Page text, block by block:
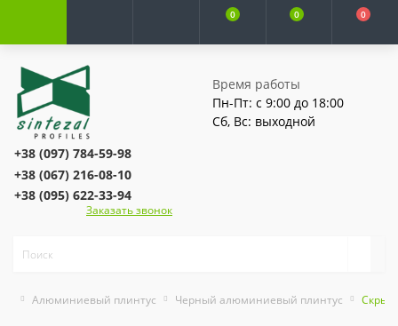
0 0 0
Время работы
Пн-Пт: с 9:00 до 18:00
Сб, Вс: выходной
+38 (097) 784-59-98
+38 (067) 216-08-10
+38 (095) 622-33-94
Заказать звонок
Алюминиевый плинтус Черный алюминиевый плинтус